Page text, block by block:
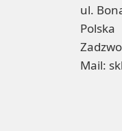
ul.
Polska
Mail: